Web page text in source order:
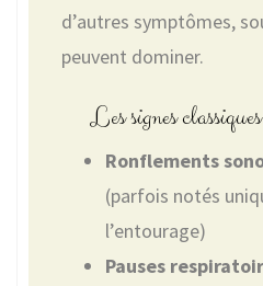
d’autres symptômes,
peuvent dominer.
Les signes
Ronflements
(parfois notés
l’entourage)
Pauses